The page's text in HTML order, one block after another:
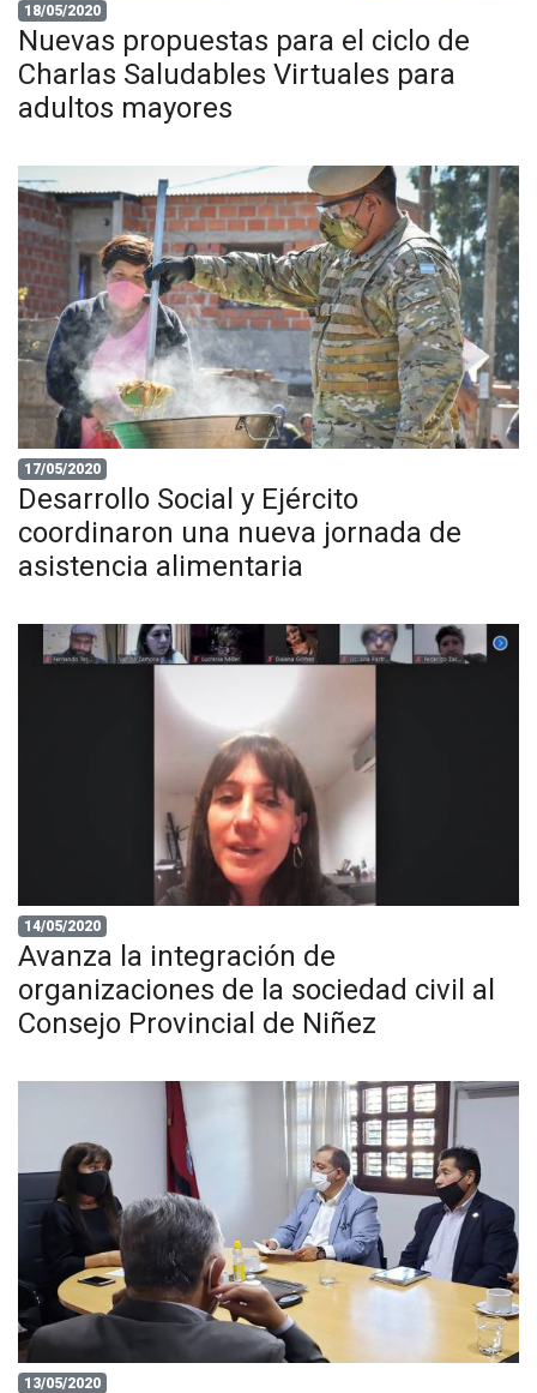
18/05/2020
Nuevas propuestas para el ciclo de
Charlas Saludables Virtuales para
adultos mayores
17/05/2020
Desarrollo Social y Ejército
coordinaron una nueva jornada de
asistencia alimentaria
14/05/2020
Avanza la integración de
organizaciones de la sociedad civil al
Consejo Provincial de Niñez
13/05/2020